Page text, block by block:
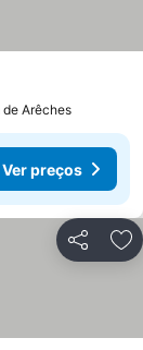
de Arêches
Ver preços
Partilhar